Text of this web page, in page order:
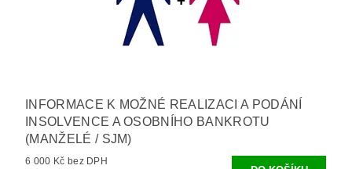
INFORMACE K MOŽNÉ REALIZACI A PODÁNÍ
INSOLVENCE A OSOBNÍHO BANKROTU
(MANŽELÉ / SJM)
6 000 Kč bez DPH